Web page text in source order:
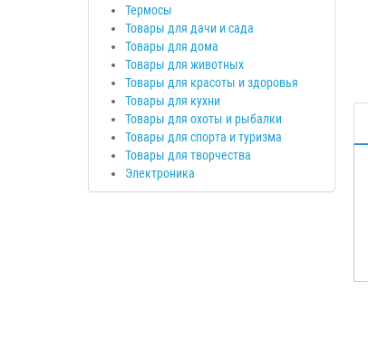
Термосы
Товары для дачи и сада
Товары для дома
Товары для животных
Товары для красоты и здоровья
Товары для кухни
Товары для охоты и рыбалки
Товары для спорта и туризма
Товары для творчества
Электроника